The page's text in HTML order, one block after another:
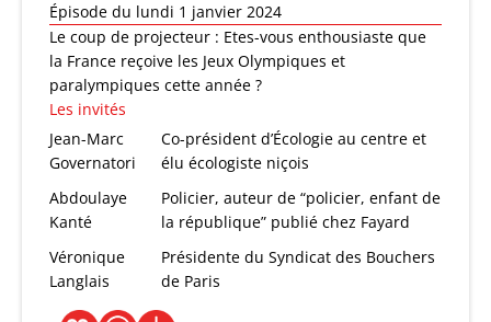
Épisode du lundi 1 janvier 2024
Le coup de projecteur : Etes-vous enthousiaste que
la France reçoive les Jeux Olympiques et
paralympiques cette année ?
Les invités
Jean-Marc
Governatori
Co-président d’Écologie au centre et
élu écologiste niçois
Abdoulaye
Kanté
Policier, auteur de “policier, enfant de
la république” publié chez Fayard
Véronique
Langlais
Présidente du Syndicat des Bouchers
de Paris